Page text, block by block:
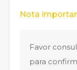
Nota
Favor
para